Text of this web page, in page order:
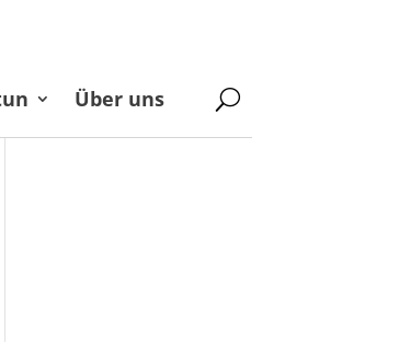
Über uns